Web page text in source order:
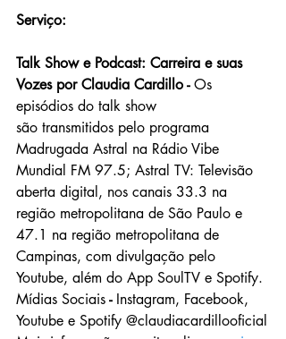
Serviço:
Talk Show e Podcast: Carreira e suas
Vozes por Claudia Cardillo - Os
episódios do talk show
são transmitidos pelo programa
Madrugada Astral na Rádio Vibe
Mundial FM 97.5; Astral TV: Televisão
aberta digital, nos canais 33.3 na
região metropolitana de São Paulo e
47.1 na região metropolitana de
Campinas, com divulgação pelo
Youtube, além do App SoulTV e Spotify.
Mídias Sociais - Instagram, Facebook,
Youtube e Spotify @claudiacardillooficial